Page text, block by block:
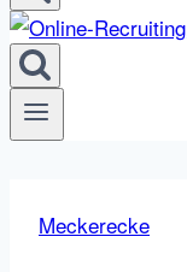
Meckerecke